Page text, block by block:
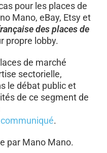
pour les places de
Mano, eBay, Etsy et
des places de
propre lobby.
de marché
sectorielle,
le débat public et
de ce segment de
.
par Mano Mano.